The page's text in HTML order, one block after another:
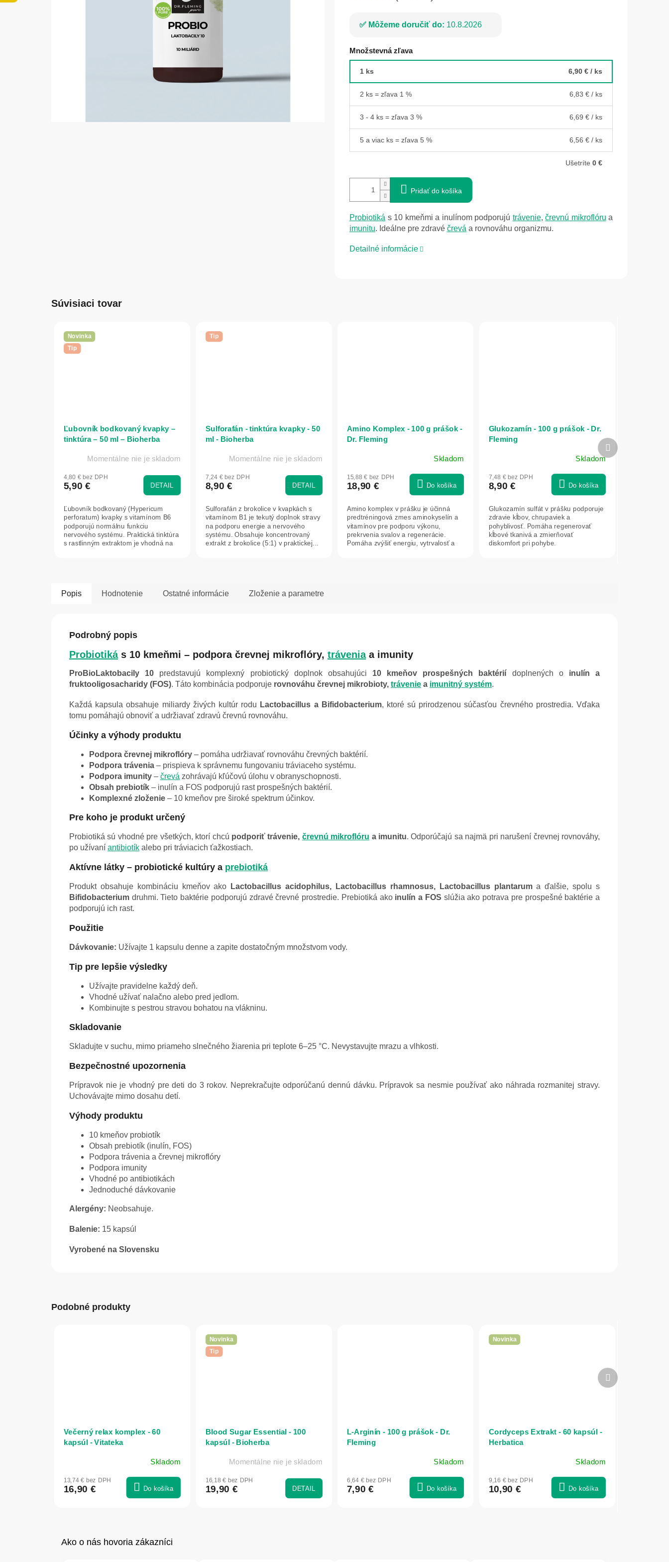
Môžeme doručiť do: 10.8.2026
Množstevná zľava
1 ks 6,90 € / ks
2 ks = zľava 1 % 6,83 € / ks
3 - 4 ks = zľava 3 % 6,69 € / ks
5 a viac ks = zľava 5 % 6,56 € / ks
Ušetríte 0 €
Pridať do košíka
Probiotiká s 10 kmeňmi a inulínom podporujú trávenie, črevnú mikroflóru a
imunitu. Ideálne pre zdravé črevá a rovnováhu organizmu.
Detailné informácie
Súvisiaci tovar
Novinka
Tip
Ľubovník bodkovaný kvapky –
tinktúra – 50 ml – Bioherba
Momentálne nie je skladom
4,80 € bez DPH
5,90 € DETAIL
Ľubovník bodkovaný (Hypericum
perforatum) kvapky s vitamínom B6
podporujú normálnu funkciu
nervového systému. Praktická tinktúra
s rastlinným extraktom je vhodná na
Tip
Sulforafán - tinktúra kvapky - 50
ml - Bioherba
Momentálne nie je skladom
7,24 € bez DPH
8,90 € DETAIL
Sulforafán z brokolice v kvapkách s
vitamínom B1 je tekutý doplnok stravy
na podporu energie a nervového
systému. Obsahuje koncentrovaný
extrakt z brokolice (5:1) v praktickej...
Amino Komplex - 100 g prášok -
Dr. Fleming
Skladom
15,88 € bez DPH
18,90 € Do košíka
Amino komplex v prášku je účinná
predtréningová zmes aminokyselín a
vitamínov pre podporu výkonu,
prekrvenia svalov a regenerácie.
Pomáha zvýšiť energiu, vytrvalosť a
Glukozamín - 100 g prášok - Dr.
Fleming
Skladom
7,48 € bez DPH
8,90 € Do košíka
Glukozamín sulfát v prášku podporuje
zdravie kĺbov, chrupaviek a
pohyblivosť. Pomáha regenerovať
kĺbové tkanivá a zmierňovať
diskomfort pri pohybe.
Ďalší
produkt
Popis Hodnotenie Ostatné informácie Zloženie a parametre
Podrobný popis
Probiotikás 10 kmeňmi – podpora črevnej mikroflóry, tráveniaa imunity
ProBioLaktobacily 10 predstavujú komplexný probiotický doplnok obsahujúci 10 kmeňov prospešných baktérií doplnených o inulín a
fruktooligosacharidy (FOS). Táto kombinácia podporuje rovnováhu črevnej mikrobioty, trávenie a imunitný systém.
Každá kapsula obsahuje miliardy živých kultúr rodu Lactobacillus a Bifidobacterium, ktoré sú prirodzenou súčasťou črevného prostredia. Vďaka
tomu pomáhajú obnoviť a udržiavať zdravú črevnú rovnováhu.
Účinky a výhody produktu
Podpora črevnej mikroflóry – pomáha udržiavať rovnováhu črevných baktérií.
Podpora trávenia – prispieva k správnemu fungovaniu tráviaceho systému.
Podpora imunity – črevá zohrávajú kľúčovú úlohu v obranyschopnosti.
Obsah prebiotík – inulín a FOS podporujú rast prospešných baktérií.
Komplexné zloženie – 10 kmeňov pre široké spektrum účinkov.
Pre koho je produkt určený
Probiotiká sú vhodné pre všetkých, ktorí chcú podporiť trávenie, črevnú mikroflóru a imunitu. Odporúčajú sa najmä pri narušení črevnej rovnováhy,
po užívaní antibiotík alebo pri tráviacich ťažkostiach.
Aktívne látky – probiotické kultúry a prebiotiká
Produkt obsahuje kombináciu kmeňov ako Lactobacillus acidophilus, Lactobacillus rhamnosus, Lactobacillus plantaruma ďalšie, spolu s
Bifidobacterium druhmi. Tieto baktérie podporujú zdravé črevné prostredie. Prebiotiká ako inulín a FOS slúžia ako potrava pre prospešné baktérie a
podporujú ich rast.
Použitie
Dávkovanie: Užívajte 1 kapsulu denne a zapite dostatočným množstvom vody.
Tip pre lepšie výsledky
Užívajte pravidelne každý deň.
Vhodné užívať nalačno alebo pred jedlom.
Kombinujte s pestrou stravou bohatou na vlákninu.
Skladovanie
Skladujte v suchu, mimo priameho slnečného žiarenia pri teplote 6–25 °C. Nevystavujte mrazu a vlhkosti.
Bezpečnostné upozornenia
Prípravok nie je vhodný pre deti do 3 rokov. Neprekračujte odporúčanú dennú dávku. Prípravok sa nesmie používať ako náhrada rozmanitej stravy.
Uchovávajte mimo dosahu detí.
Výhody produktu
10 kmeňov probiotík
Obsah prebiotík (inulín, FOS)
Podpora trávenia a črevnej mikroflóry
Podpora imunity
Vhodné po antibiotikách
Jednoduché dávkovanie
Alergény: Neobsahuje.
Balenie: 15 kapsúl
Vyrobené na Slovensku
Podobné produkty
Večerný relax komplex - 60
kapsúl - Vitateka
Skladom
13,74 € bez DPH
16,90 € Do košíka
Novinka
Tip
Blood Sugar Essential - 100
kapsúl - Bioherba
Momentálne nie je skladom
16,18 € bez DPH
19,90 € DETAIL
L-Arginín - 100 g prášok - Dr.
Fleming
Skladom
6,64 € bez DPH
7,90 € Do košíka
Novinka
Cordyceps Extrakt - 60 kapsúl -
Herbatica
Skladom
9,16 € bez DPH
10,90 € Do košíka
Ďalší
produkt